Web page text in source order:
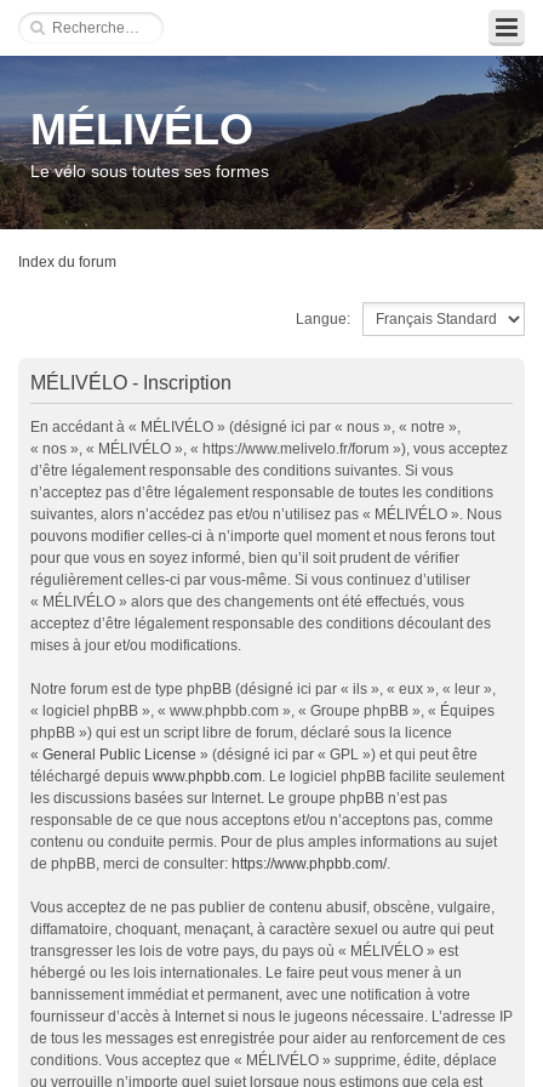
MÉLIVÉLO
Le vélo sous toutes ses formes
Index du forum
Langue:
MÉLIVÉLO - Inscription
En accédant à « MÉLIVÉLO » (désigné ici par « nous », « notre »,
« nos », « MÉLIVÉLO », « https://www.melivelo.fr/forum »), vous acceptez
d’être légalement responsable des conditions suivantes. Si vous
n’acceptez pas d’être légalement responsable de toutes les conditions
suivantes, alors n’accédez pas et/ou n’utilisez pas « MÉLIVÉLO ». Nous
pouvons modifier celles-ci à n’importe quel moment et nous ferons tout
pour que vous en soyez informé, bien qu’il soit prudent de vérifier
régulièrement celles-ci par vous-même. Si vous continuez d’utiliser
« MÉLIVÉLO » alors que des changements ont été effectués, vous
acceptez d’être légalement responsable des conditions découlant des
mises à jour et/ou modifications.
Notre forum est de type phpBB (désigné ici par « ils », « eux », « leur »,
« logiciel phpBB », « www.phpbb.com », « Groupe phpBB », « Équipes
phpBB ») qui est un script libre de forum, déclaré sous la licence
« General Public License » (désigné ici par « GPL ») et qui peut être
téléchargé depuis www.phpbb.com. Le logiciel phpBB facilite seulement
les discussions basées sur Internet. Le groupe phpBB n’est pas
responsable de ce que nous acceptons et/ou n’acceptons pas, comme
contenu ou conduite permis. Pour de plus amples informations au sujet
de phpBB, merci de consulter: https://www.phpbb.com/.
Vous acceptez de ne pas publier de contenu abusif, obscène, vulgaire,
diffamatoire, choquant, menaçant, à caractère sexuel ou autre qui peut
transgresser les lois de votre pays, du pays où « MÉLIVÉLO » est
hébergé ou les lois internationales. Le faire peut vous mener à un
bannissement immédiat et permanent, avec une notification à votre
fournisseur d’accès à Internet si nous le jugeons nécessaire. L’adresse IP
de tous les messages est enregistrée pour aider au renforcement de ces
conditions. Vous acceptez que « MÉLIVÉLO » supprime, édite, déplace
ou verrouille n’importe quel sujet lorsque nous estimons que cela est